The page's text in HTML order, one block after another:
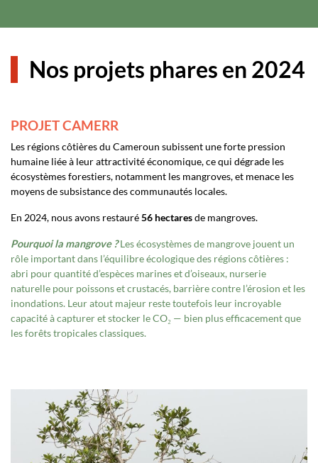
Nos projets phares en 2024
PROJET CAMERR
Les régions côtières du Cameroun subissent une forte pression
humaine liée à leur attractivité économique, ce qui dégrade les
écosystèmes forestiers, notamment les mangroves, et menace les
moyens de subsistance des communautés locales.
En 2024, nous avons restauré56 hectaresde mangroves.
Pourquoi la mangrove ?Les écosystèmes de mangrove jouent un
rôle important dans l’équilibre écologique des régions côtières :
abri pour quantité d’espèces marines et d’oiseaux, nurserie
naturelle pour poissons et crustacés, barrière contre l’érosion et les
inondations. Leur atout majeur reste toutefois leur incroyable
capacité à capturer et stocker le CO₂ — bien plus efficacement que
les forêts tropicales classiques.